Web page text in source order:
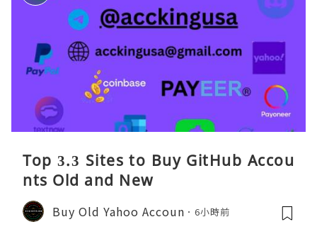
Top 3.3 Sites to Buy GitHub Accou
nts Old and New
Buy Old Yahoo Accoun 6小時前